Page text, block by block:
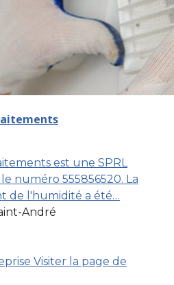
est une SPRL
numéro 555856520. La
de l'humidité a été…
André
Visiter la page de